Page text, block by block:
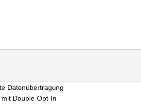
Datenübertragung
Double-Opt-In